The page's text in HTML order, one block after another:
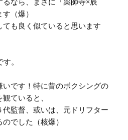
（爆）
も良く似ていると思います
。
です！特に昔のボクシングの
ていると、
監督、或いは、元ドリフター
でした（核爆）